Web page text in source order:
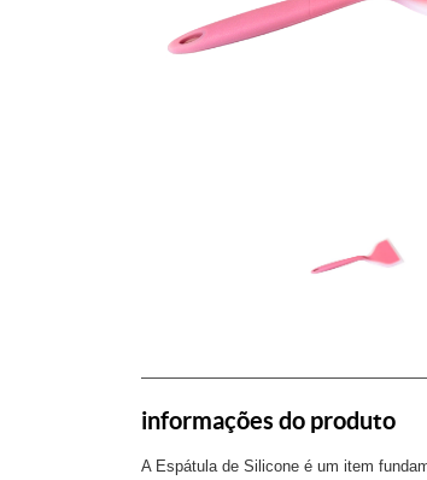
informações do produto
A Espátula de Silicone é um item